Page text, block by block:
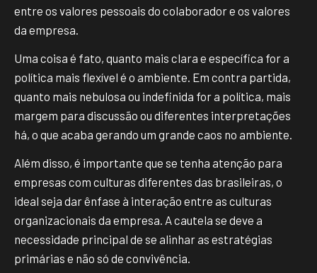
entre os valores pessoais do colaborador e os valores
da empresa.
Uma coisa é fato, quanto mais clara e específica for a
política mais flexível é o ambiente. Em contra partida,
quanto mais nebulosa ou indefinida for a política, mais
margem para discussão ou diferentes interpretações
há, o que acaba gerando um grande caos no ambiente.
Além disso, é importante que se tenha atenção para
empresas com culturas diferentes das brasileiras, o
ideal seja dar ênfase à interação entre as culturas
organizacionais da empresa. A cautela se deve a
necessidade principal de se alinhar as estratégias
primárias e não só de convivência.